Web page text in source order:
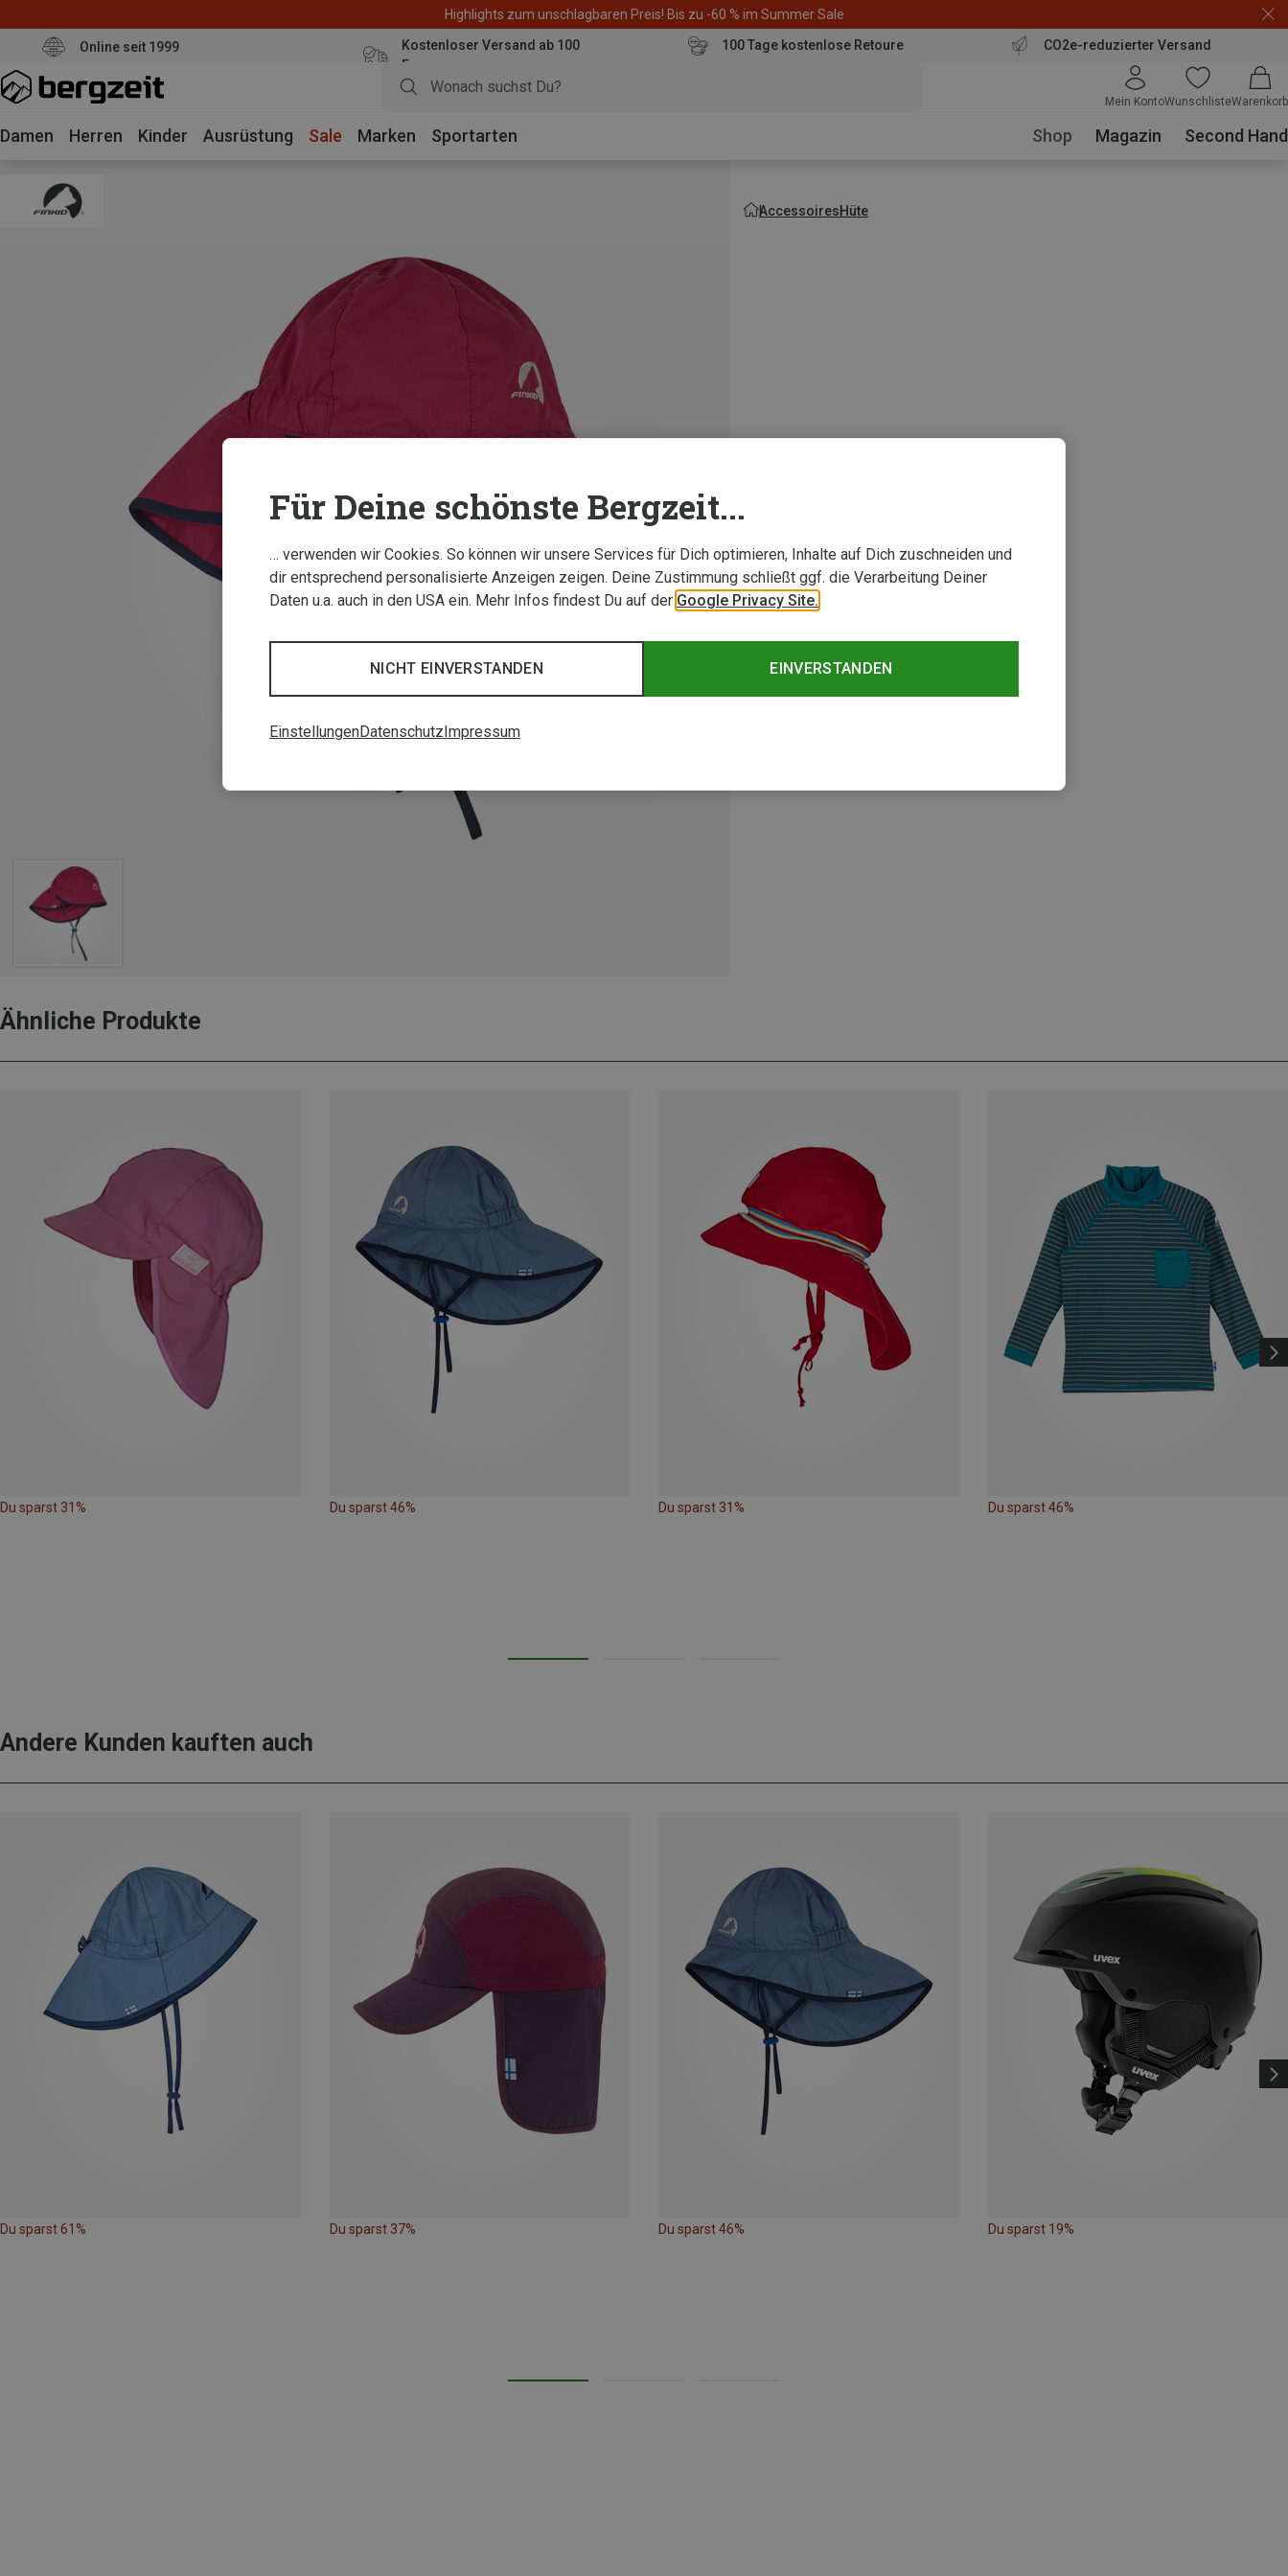
Highlights zum unschlagbaren Preis! Bis zu -60 % im Summer Sale
Online seit 1999
Kostenloser Versand ab 100
Euro
100 Tage kostenlose Retoure CO2e-reduzierter Versand
Mein KontoWunschlisteWarenkorb
Damen Herren Kinder Ausrüstung Sale Marken Sportarten Shop Magazin Second Hand
AccessoiresHüte
Ähnliche Produkte
Du sparst 31% Du sparst 46% Du sparst 31% Du sparst 46%
Andere Kunden kauften auch
Du sparst 61% Du sparst 37% Du sparst 46% Du sparst 19%
Für Deine schönste Bergzeit...
… verwenden wir Cookies. So können wir unsere Services für Dich optimieren, Inhalte auf Dich zuschneiden und
dir entsprechend personalisierte Anzeigen zeigen. Deine Zustimmung schließt ggf. die Verarbeitung Deiner
Daten u.a. auch in den USA ein. Mehr Infos findest Du auf der Google Privacy Site.
EINVERSTANDEN
NICHT EINVERSTANDEN
EinstellungenDatenschutz Impressum